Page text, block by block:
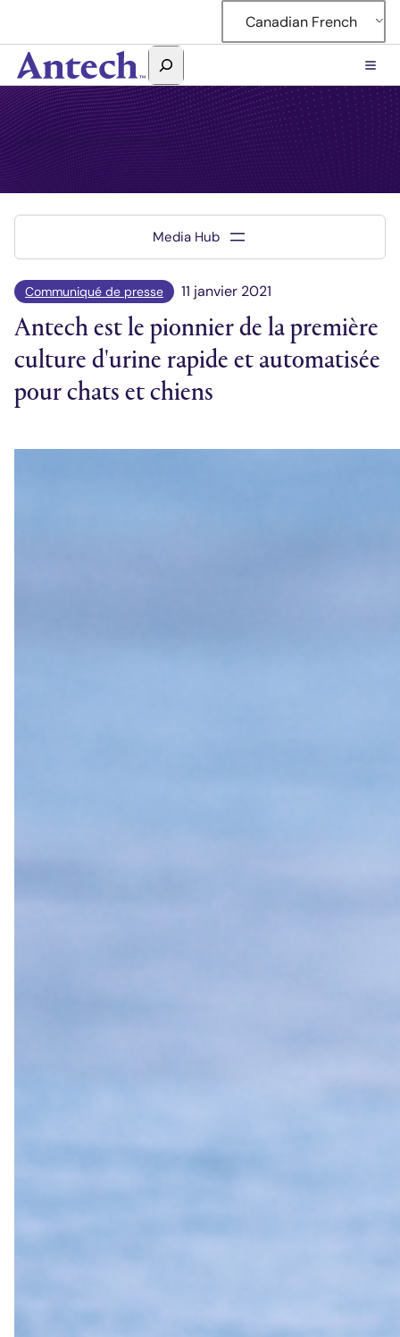
contenu
Canadian French
Rechercher
Antech
Laboratoire de connaissances
Communiqué de presse 11 janvier 2021
Antech est le pionnier de la première
culture d'urine rapide et automatisée
pour chats et chiens